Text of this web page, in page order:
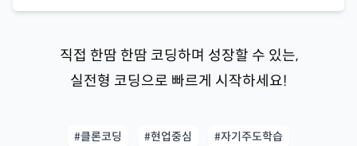
직접 한땀 한땀 코딩하며 성장할 수 있는,
실전형 코딩으로 빠르게 시작하세요!
#클론코딩 #현업중심 #자기주도학습